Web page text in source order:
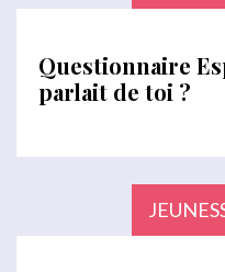
Questionnaire
parlait de toi ?